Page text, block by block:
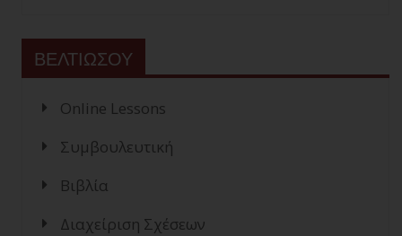
ΒΕΛΤΙΩΣΟΥ
Online Lessons
Συμβουλευτική
Βιβλία
Διαχείριση Σχέσεων